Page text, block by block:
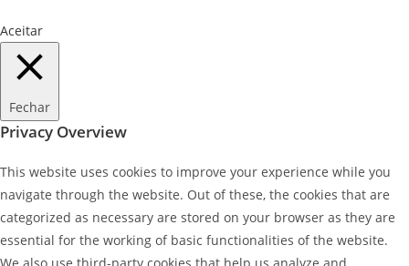
Aceitar
Fechar
Privacy Overview
This website uses cookies to improve your experience while you
navigate through the website. Out of these, the cookies that are
categorized as necessary are stored on your browser as they are
essential for the working of basic functionalities of the website.